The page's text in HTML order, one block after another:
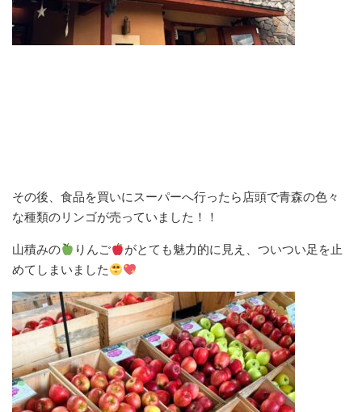
その後、食品を買いにスーパーへ行ったら店頭で青森の色々
な種類のリンゴが売っていました！！
山積みの りんご
がとても魅力的に見え、ついつい足を止
めてしまいました